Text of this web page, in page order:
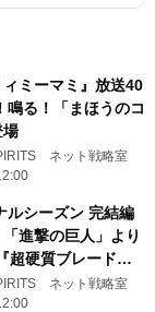
ィミーマミ』放送40
る！「まほうのコ
場
ネット戦略室
ルシーズン 完結編
進撃の巨人」より
超硬質ブレード』
ネット戦略室